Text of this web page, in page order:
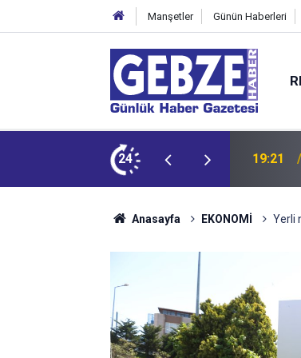
Manşetler Günün Haberleri
24
DİLOVASI ARASI İstanbul Yönü Trafiğe Kapatılıyor 19:20
Anasayfa EKONOMİ Yerli